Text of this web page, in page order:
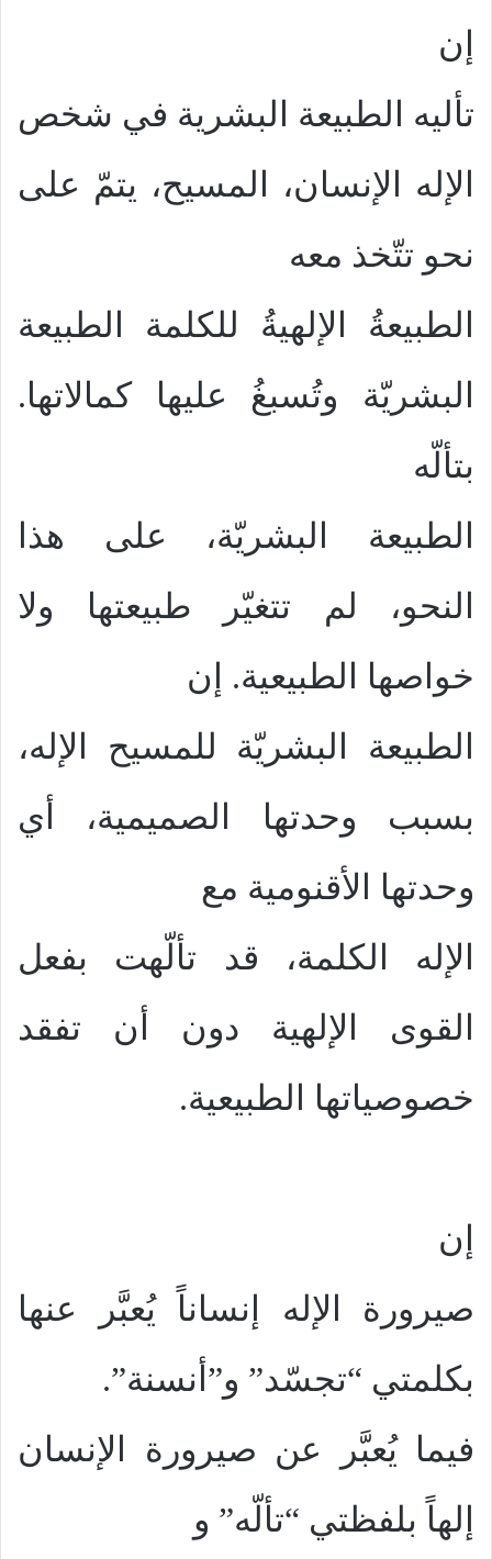
إن
تأليه الطبيعة البشرية في شخص
الإله الإنسان، المسيح، يتمّ على
نحو تتّخذ معه
الطبيعةُ الإلهيةُ للكلمة الطبيعة
البشريّة وتُسبغُ عليها كمالاتها.
بتألّه
الطبيعة البشريّة، على هذا
النحو، لم تتغيّر طبيعتها ولا
خواصها الطبيعية. إن
الطبيعة البشريّة للمسيح الإله،
بسبب وحدتها الصميمية، أي
وحدتها الأقنومية مع
الإله الكلمة، قد تألّهت بفعل
القوى الإلهية دون أن تفقد
خصوصياتها الطبيعية.
إن
صيرورة الإله إنساناً يُعبَّر عنها
بكلمتي “تجسّد” و”أنسنة”.
فيما يُعبَّر عن صيرورة الإنسان
إلهاً بلفظتي “تألّه” و